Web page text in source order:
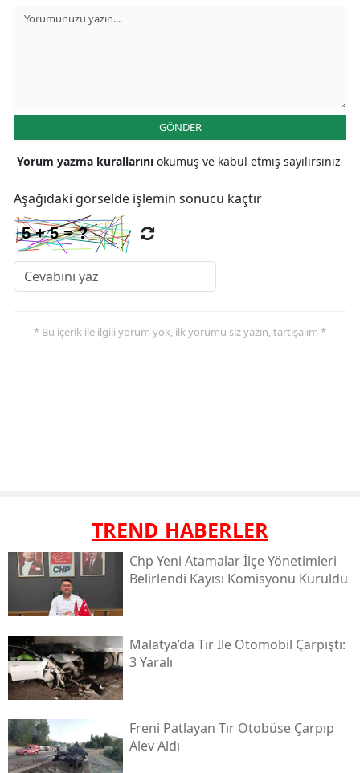
GÖNDER
Yorum yazma kurallarını okumuş ve kabul etmiş sayılırsınız
Aşağıdaki görselde işlemin sonucu kaçtır
* Bu içerik ile ilgili yorum yok, ilk yorumu siz yazın, tartışalım *
TREND HABERLER
Chp Yeni Atamalar İlçe Yönetimleri
Belirlendi Kayısı Komisyonu Kuruldu
Malatya’da Tır Ile Otomobil Çarpıştı:
3 Yaralı
Freni Patlayan Tır Otobüse Çarpıp
Alev Aldı